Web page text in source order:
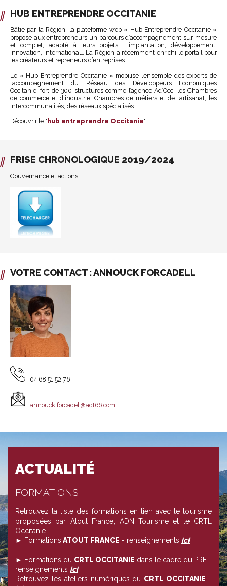
HUB ENTREPRENDRE OCCITANIE
Bâtie par la Région, la plateforme web « Hub Entreprendre Occitanie »
propose aux entrepreneurs un parcours d’accompagnement sur-mesure
et complet, adapté à leurs projets : implantation, développement,
innovation, international… La Région a récemment enrichi le portail pour
les créateurs et repreneurs d’entreprises.
Le « Hub Entreprendre Occitanie » mobilise l’ensemble des experts de
l’accompagnement du Réseau des Développeurs Economiques
Occitanie, fort de 300 structures comme l’agence Ad’Occ, les Chambres
de commerce et d’industrie, Chambres de métiers et de l’artisanat, les
intercommunalités, des réseaux spécialisés…
Découvrir le " hub entreprendre Occitanie"
FRISE CHRONOLOGIQUE 2019/2024
Gouvernance et actions
VOTRE CONTACT : ANNOUCK FORCADELL
04 68 51 52 76
annouck.forcadell@adt66.com
ACTUALITÉ
FORMATIONS
Retrouvez la liste des formations en lien avec le tourisme
proposées par Atout France, ADN Tourisme et le CRTL
Occitanie
► Formations ATOUT FRANCE - renseignements ici
► Formations du CRTL OCCITANIE dans le cadre du PRF -
renseignements ici
Retrouvez les ateliers numériques du CRTL OCCITANIE -